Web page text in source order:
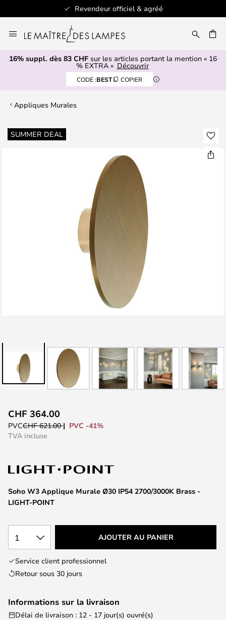
Revendeur officiel & agréé
au
contenu
16% suppl. dès 83 CHF sur les articles portant la mention « 16
% EXTRA » Découvrir
CODE :BEST COPIER
Appliques Murales
SUMMER DEAL
Skip
to
to
the
the
gallery
Soho W3 Applique Murale Ø30 IP54 2700/3000K Brass -
LIGHT-POINT
CHF 364.00
PVCCHF 621.00
PVC -41%
TVA incluse
1 AJOUTER AU PANIER
Service client professionnel
Retour sous 30 jours
Informations sur la livraison
Délai de livraison : 12 - 17 jour(s) ouvré(s)